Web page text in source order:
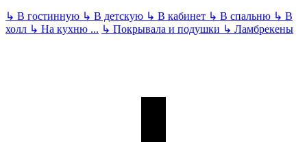
↳ В гостинную ↳ В детскую ↳ В кабинет ↳ В спальню ↳ В
холл ↳ На кухню ... ↳ Покрывала и подушки ↳ Ламбрекены